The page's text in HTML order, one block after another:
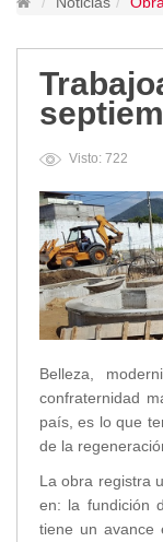
Visto: 722
Belleza,
confraternidad
país, es lo que
de la
La obra registra
en: la fundición
tiene un avance
Parques
Balnearios
Petroglifos
Numbiaranga
Plan de Desarrollo
Noticias
Obras
Asambleas
Convenios
Eventos
Socializaciones
Reuniones
Deportes
Social
Transparencia